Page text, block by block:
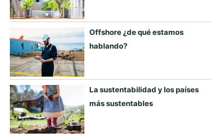
Offshore ¿de qué estamos
hablando?
La sustentabilidad y los países
más sustentables